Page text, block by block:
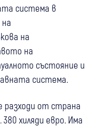
система в
на
на
състояние и
система.
от страна
380 хиляди евро. Има